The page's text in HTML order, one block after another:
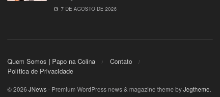
7 DE AGOSTO DE 2026
Quem Somos | Papo na Colina
Contato
Política de Privacidade
© 2026 JNews- Premium WordPress news & magazine theme byJegtheme.